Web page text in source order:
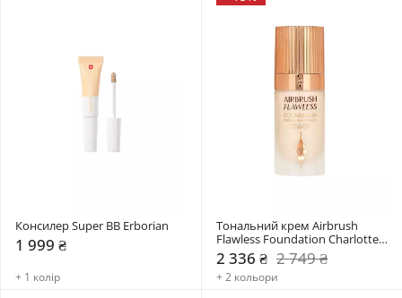
Консилер Super BB Erborian
1 999 ₴
+ 1 колір
Тональний крем Airbrush
Flawless Foundation Charlotte
Tilbury
2 336 ₴ 2 749 ₴
+ 2 кольори